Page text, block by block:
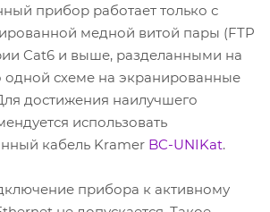
прибор работает только с
медной витой пары (FTP
Cat6 и выше, разделанными на
одной схеме на экранированные
достижения наилучшего
использовать
кабель Kramer BC-UNIKat.
прибора к активному